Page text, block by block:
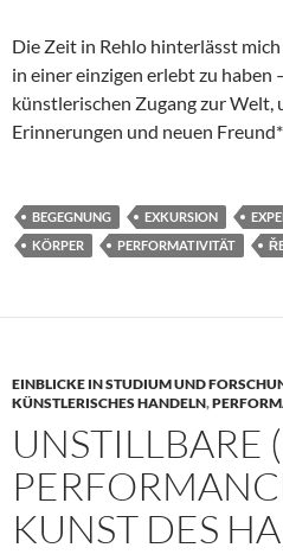
Die Zeit in Rehlo hinterlässt
in einer einzigen erlebt zu haben
künstlerischen Zugang zur Welt,
Erinnerungen und neuen
BEGEGNUNG EXKURSION
KÖRPER
PERFORMATIVITÄT
EINBLICKE IN STUDIUM UND
KÜNSTLERISCHES HANDELN,
UNSTILLBARE
KUNST DES